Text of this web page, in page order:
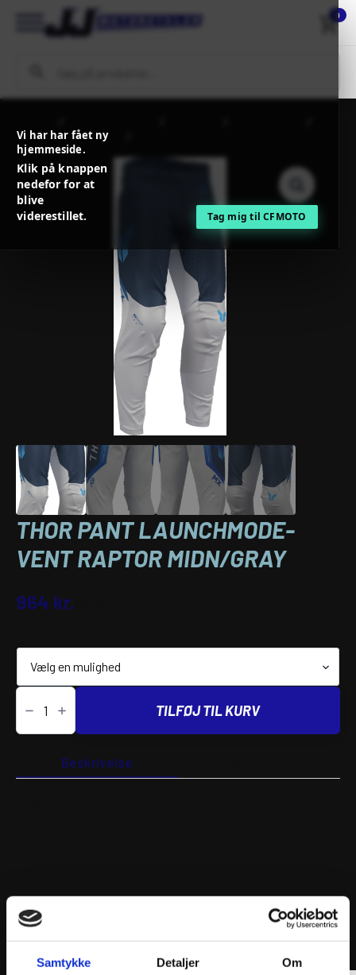
Samtykke Detaljer Om
Vi har har fået ny
hjemmeside.
Klik på knappen
nedefor for at
blive
viderestillet.
Tag mig til CFMOTO
0
Bukser - Herre THOR
RAPTOR MIDN/GRAY
THOR PANT LAUNCHMODE-
VENT RAPTOR MIDN/GRAY
964 kr.
THOR
PANT
LAUNCHMODE-
VENT
MIDN/GRAY
TILFØJ TIL KURV
Beskrivelse
ANDRE INTERESSANTE VARER